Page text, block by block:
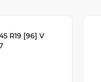
R19 [96] V